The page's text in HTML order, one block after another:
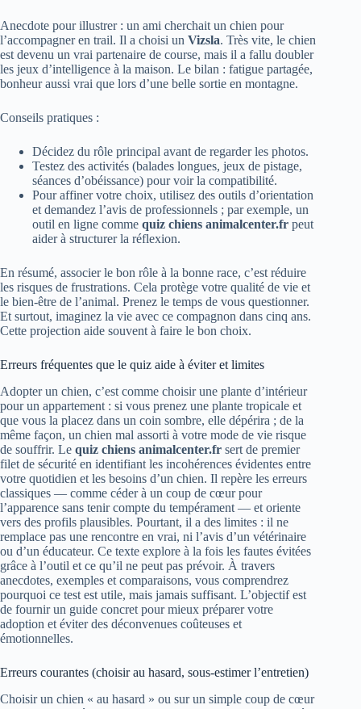
Anecdote pour illustrer : un ami cherchait un chien pour
l’accompagner en trail. Il a choisi un Vizsla. Très vite, le chien
est devenu un vrai partenaire de course, mais il a fallu doubler
les jeux d’intelligence à la maison. Le bilan : fatigue partagée,
bonheur aussi vrai que lors d’une belle sortie en montagne.
Conseils pratiques :
Décidez du rôle principal avant de regarder les photos.
Testez des activités (balades longues, jeux de pistage,
séances d’obéissance) pour voir la compatibilité.
Pour affiner votre choix, utilisez des outils d’orientation
et demandez l’avis de professionnels ; par exemple, un
outil en ligne comme quiz chiens animalcenter.fr peut
aider à structurer la réflexion.
En résumé, associer le bon rôle à la bonne race, c’est réduire
les risques de frustrations. Cela protège votre qualité de vie et
le bien-être de l’animal. Prenez le temps de vous questionner.
Et surtout, imaginez la vie avec ce compagnon dans cinq ans.
Cette projection aide souvent à faire le bon choix.
Erreurs fréquentes que le quiz aide à éviter et limites
Adopter un chien, c’est comme choisir une plante d’intérieur
pour un appartement : si vous prenez une plante tropicale et
que vous la placez dans un coin sombre, elle dépérira ; de la
même façon, un chien mal assorti à votre mode de vie risque
de souffrir. Le quiz chiens animalcenter.fr sert de premier
filet de sécurité en identifiant les incohérences évidentes entre
votre quotidien et les besoins d’un chien. Il repère les erreurs
classiques — comme céder à un coup de cœur pour
l’apparence sans tenir compte du tempérament — et oriente
vers des profils plausibles. Pourtant, il a des limites : il ne
remplace pas une rencontre en vrai, ni l’avis d’un vétérinaire
ou d’un éducateur. Ce texte explore à la fois les fautes évitées
grâce à l’outil et ce qu’il ne peut pas prévoir. À travers
anecdotes, exemples et comparaisons, vous comprendrez
pourquoi ce test est utile, mais jamais suffisant. L’objectif est
de fournir un guide concret pour mieux préparer votre
adoption et éviter des déconvenues coûteuses et
émotionnelles.
Erreurs courantes (choisir au hasard, sous-estimer l’entretien)
Choisir un chien « au hasard » ou sur un simple coup de cœur